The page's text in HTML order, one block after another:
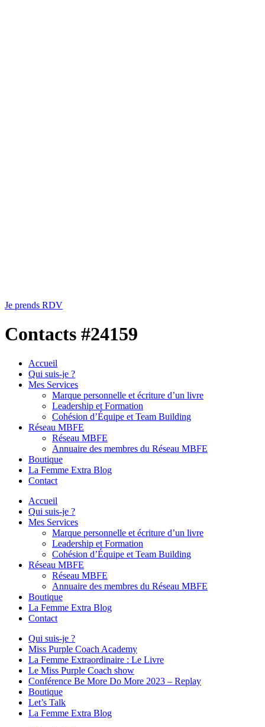
Je prends RDV
Contacts #24159
Accueil
Qui suis-je ?
Mes Services
Marque personnelle et écriture d’un livre
Leadership et Formation
Cohésion d’Équipe et Team Building
Réseau MBFE
Réseau MBFE
Annuaire des membres du Réseau MBFE
Boutique
La Femme Extra Blog
Contact
Accueil
Qui suis-je ?
Mes Services
Marque personnelle et écriture d’un livre
Leadership et Formation
Cohésion d’Équipe et Team Building
Réseau MBFE
Réseau MBFE
Annuaire des membres du Réseau MBFE
Boutique
La Femme Extra Blog
Contact
Qui suis-je ?
Miss Purple Coach Academy
La Femme Extraordinaire : Le Livre
Le Miss Purple Coach show
Conférence Be More Do More 2023 – Replay
Boutique
Let’s Talk
La Femme Extra Blog